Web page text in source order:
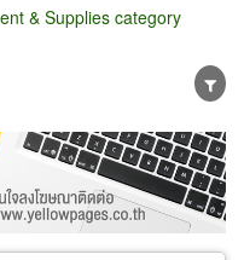
& Supplies category
Dealer
Business